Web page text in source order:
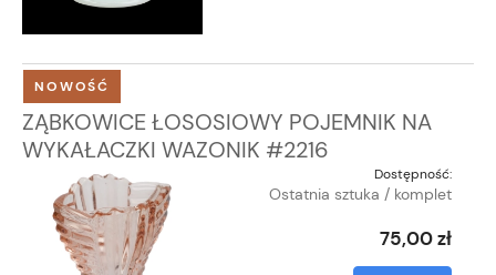
ZĄBKOWICE ŁOSOSIOWY POJEMNIK NA
WYKAŁACZKI WAZONIK #2216
Dostępność:
Ostatnia sztuka / komplet
75,00 zł
NOWOŚĆ